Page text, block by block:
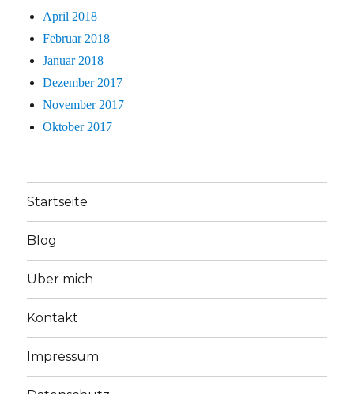
April 2018
Februar 2018
Januar 2018
Dezember 2017
November 2017
Oktober 2017
Startseite
Blog
Über mich
Kontakt
Impressum